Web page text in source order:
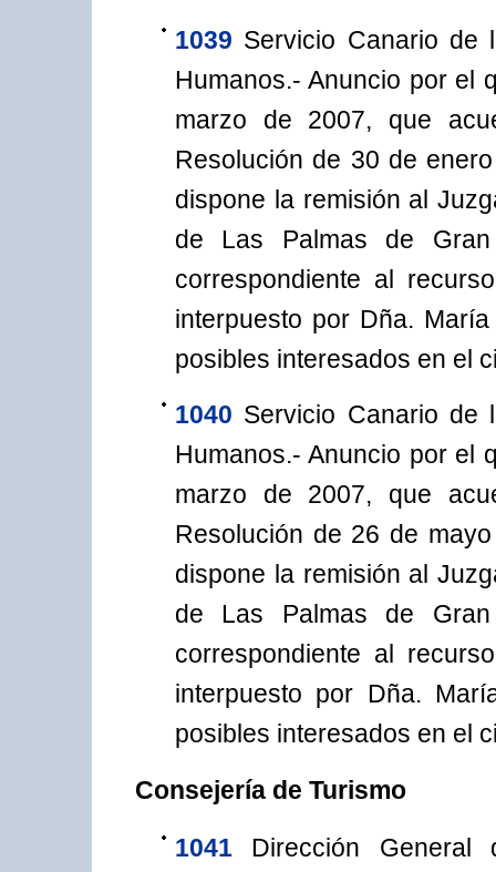
1039 Servicio Canario de
Humanos.- Anuncio por el
marzo de 2007, que
Resolución de 30 de
dispone la remisión al
de Las Palmas de Gran
correspondiente al
interpuesto por Dña.
posibles interesados en el
1040 Servicio Canario de
Humanos.- Anuncio por el
marzo de 2007, que
Resolución de 26 de
dispone la remisión al
de Las Palmas de Gran
correspondiente al
interpuesto por Dña.
posibles interesados en el
Consejería de Turismo
1041
Dirección General